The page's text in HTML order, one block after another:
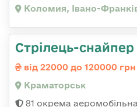
Коломия, Івано-
Стрілець-снайпер
від 22000 до 120000 грн
Краматорськ
81 окрема